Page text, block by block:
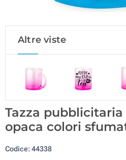
Altre viste
Tazza
opaca colori
Codice:44338